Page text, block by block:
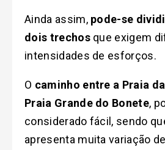
Ainda assim, pode-se
dois trechosque exigem
intensidades de esforços.
O caminho entre a Praia
Praia Grande do Bonete,
considerado fácil, sendo
apresenta muita variação